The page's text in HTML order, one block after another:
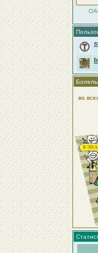
во